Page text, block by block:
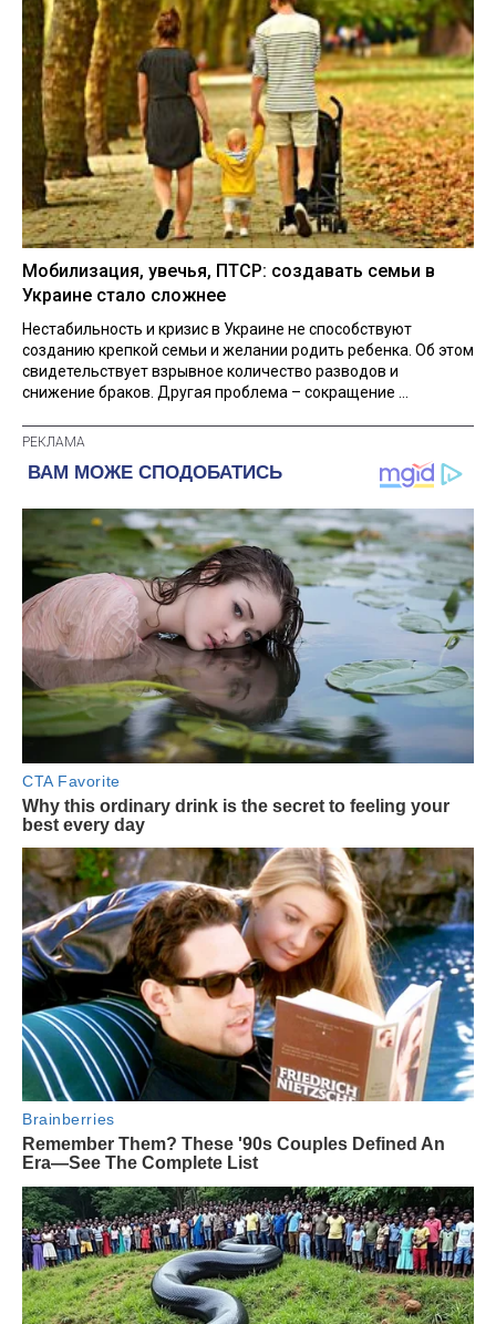
Мобилизация, увечья, ПТСР: создавать семьи в
Украине стало сложнее
Нестабильность и кризис в Украине не способствуют
созданию крепкой семьи и желании родить ребенка. Об этом
свидетельствует взрывное количество разводов и
снижение браков. Другая проблема – сокращение ...